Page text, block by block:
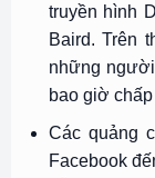
truyền hình
Baird. Trên
những
bao giờ
Các quảng
Facebook